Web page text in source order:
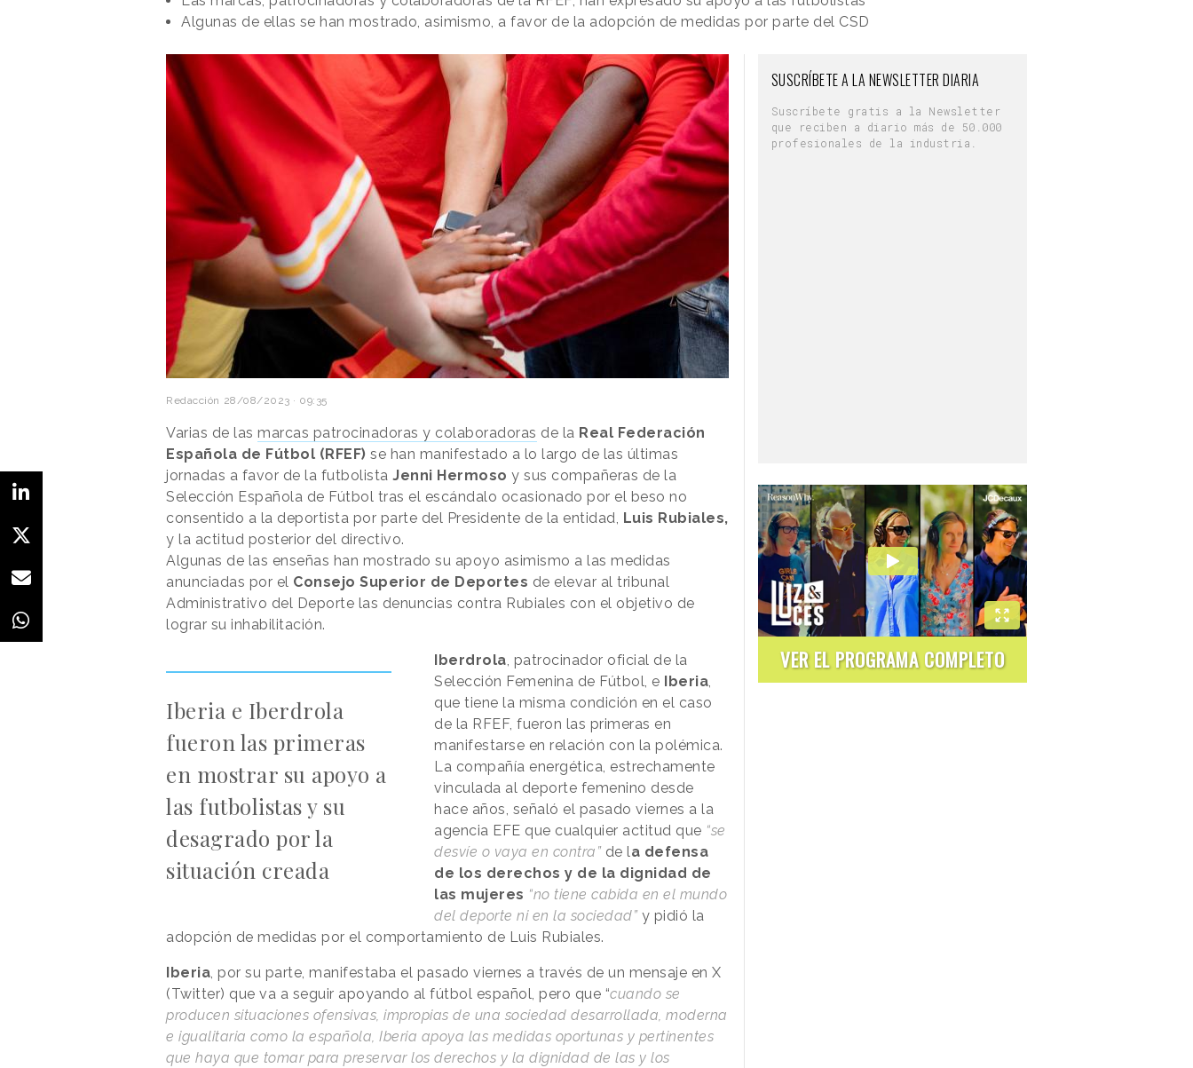
Algunas de ellas se han mostrado, asimismo, a favor de la adopción de medidas por parte del CSD
Redacción 28/08/2023 · 09:35
Varias de las marcas patrocinadoras y colaboradoras de la Real Federación
Española de Fútbol (RFEF) se han manifestado a lo largo de las últimas
jornadas a favor de la futbolista Jenni Hermoso y sus compañeras de la
Selección Española de Fútbol tras el escándalo ocasionado por el beso no
consentido a la deportista por parte del Presidente de la entidad, Luis Rubiales,
y la actitud posterior del directivo.
Algunas de las enseñas han mostrado su apoyo asimismo a las medidas
anunciadas por el Consejo Superior de Deportes de elevar al tribunal
Administrativo del Deporte las denuncias contra Rubiales con el objetivo de
lograr su inhabilitación.
Iberia e Iberdrola
fueron las primeras
en mostrar su apoyo a
las futbolistas y su
desagrado por la
situación creada
Iberdrola, patrocinador oficial de la
Selección Femenina de Fútbol, e
Iberia,
que tiene la misma condición en el caso
de la RFEF, fueron las primeras en
manifestarse en relación con la polémica.
La compañía energética, estrechamente
vinculada al deporte femenino desde
hace años, señaló el pasado viernes a la
agencia EFE que cualquier actitud que “se
desvíe o vaya en contra” de la defensa
de los derechos y de la dignidad de
las mujeres “no tiene cabida en el mundo
del deporte ni en la sociedad” y pidió la
adopción de medidas por el comportamiento de Luis Rubiales.
Iberia, por su parte, manifestaba el pasado viernes a través de un mensaje en X
(Twitter) que va a seguir apoyando al fútbol español, pero que “cuando se
producen situaciones ofensivas, impropias de una sociedad desarrollada, moderna
e igualitaria como la española, Iberia apoya las medidas oportunas y pertinentes
que haya que tomar para preservar los derechos y la dignidad de las y los
SUSCRÍBETE A LA NEWSLETTER DIARIA
Suscríbete gratis a la Newsletter
que reciben a diario más de 50.000
profesionales de la industria.
VER EL PROGRAMA COMPLETO